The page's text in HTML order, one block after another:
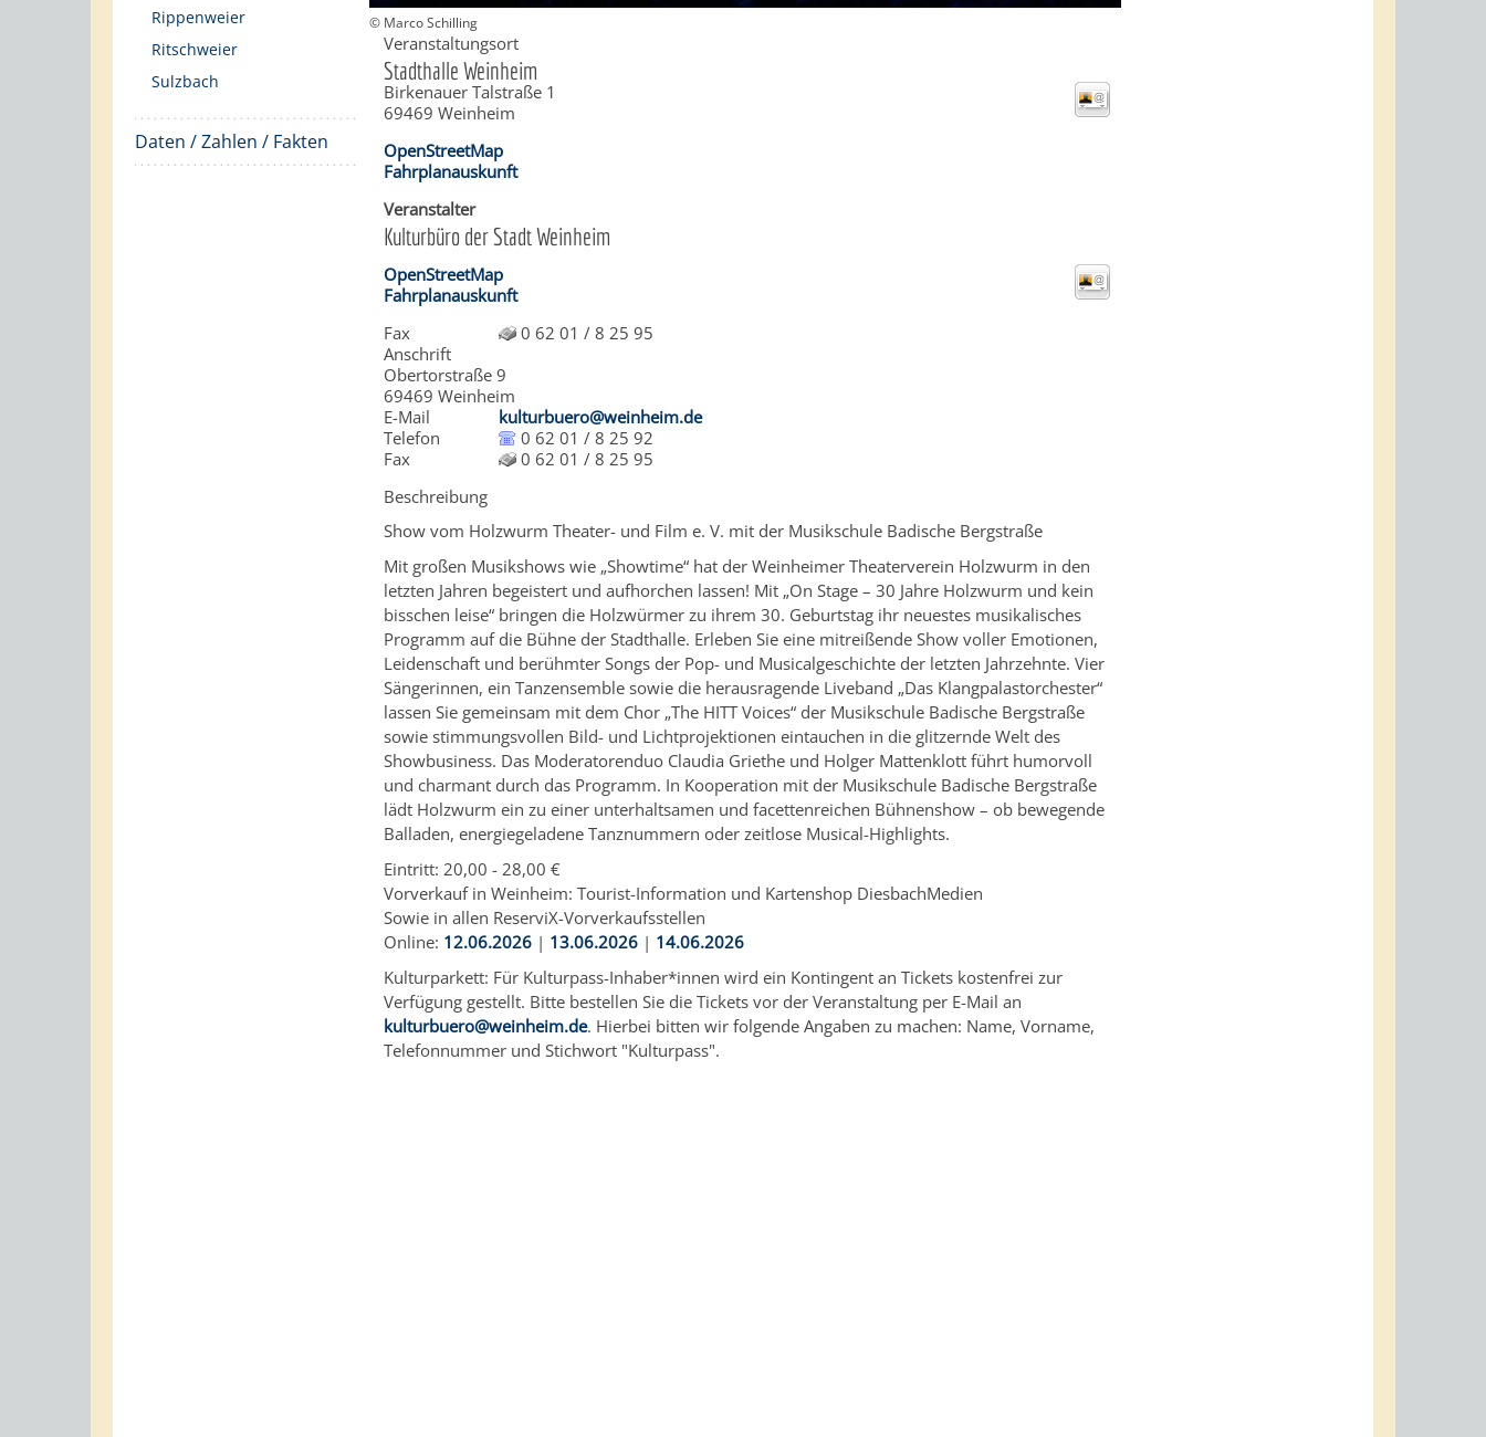
Rippenweier
Ritschweier
Sulzbach
Daten / Zahlen / Fakten
© Marco Schilling
Veranstaltungsort
Stadthalle Weinheim
Birkenauer Talstraße 1
69469 Weinheim
OpenStreetMap
Fahrplanauskunft
Veranstalter
Kulturbüro der Stadt Weinheim
OpenStreetMap
Fahrplanauskunft
Fax
0 62 01 / 8 25 95
Anschrift
Obertorstraße 9
69469 Weinheim
E-Mail
kulturbuero@weinheim.de
Telefon
0 62 01 / 8 25 92
Fax
0 62 01 / 8 25 95
Beschreibung
Show vom Holzwurm Theater- und Film e. V. mit der Musikschule Badische Bergstraße
Mit großen Musikshows wie „Showtime“ hat der Weinheimer Theaterverein Holzwurm in den
letzten Jahren begeistert und aufhorchen lassen! Mit „On Stage – 30 Jahre Holzwurm und kein
bisschen leise“ bringen die Holzwürmer zu ihrem 30. Geburtstag ihr neuestes musikalisches
Programm auf die Bühne der Stadthalle. Erleben Sie eine mitreißende Show voller Emotionen,
Leidenschaft und berühmter Songs der Pop- und Musicalgeschichte der letzten Jahrzehnte. Vier
Sängerinnen, ein Tanzensemble sowie die herausragende Liveband „Das Klangpalastorchester“
lassen Sie gemeinsam mit dem Chor „The HITT Voices“ der Musikschule Badische Bergstraße
sowie stimmungsvollen Bild- und Lichtprojektionen eintauchen in die glitzernde Welt des
Showbusiness. Das Moderatorenduo Claudia Griethe und Holger Mattenklott führt humorvoll
und charmant durch das Programm. In Kooperation mit der Musikschule Badische Bergstraße
lädt Holzwurm ein zu einer unterhaltsamen und facettenreichen Bühnenshow – ob bewegende
Balladen, energiegeladene Tanznummern oder zeitlose Musical-Highlights.
Eintritt: 20,00 - 28,00 €
Vorverkauf in Weinheim: Tourist-Information und Kartenshop DiesbachMedien
Sowie in allen ReserviX-Vorverkaufsstellen
Online: 12.06.2026 | 13.06.2026 | 14.06.2026
Kulturparkett: Für Kulturpass-Inhaber*innen wird ein Kontingent an Tickets kostenfrei zur
Verfügung gestellt. Bitte bestellen Sie die Tickets vor der Veranstaltung per E-Mail an
kulturbuero@weinheim.de. Hierbei bitten wir folgende Angaben zu machen: Name, Vorname,
Telefonnummer und Stichwort "Kulturpass".